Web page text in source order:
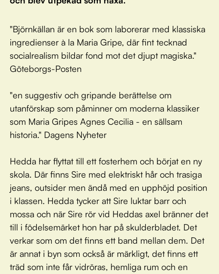
"Björnkällan är en bok som laborerar med klassiska
ingredienser à la Maria Gripe, där fint tecknad
socialrealism bildar fond mot det djupt magiska."
Göteborgs-Posten
"en suggestiv och gripande berättelse om
utanförskap som påminner om moderna klassiker
som Maria Gripes Agnes Cecilia - en sällsam
historia." Dagens Nyheter
Hedda har flyttat till ett fosterhem och börjat en ny
skola. Där finns Sire med elektriskt hår och trasiga
jeans, outsider men ändå med en upphöjd position
i klassen. Hedda tycker att Sire luktar barr och
mossa och när Sire rör vid Heddas axel bränner det
till i födelsemärket hon har på skulderbladet. Det
verkar som om det finns ett band mellan dem. Det
är annat i byn som också är märkligt, det finns ett
träd som inte får vidröras, hemliga rum och en